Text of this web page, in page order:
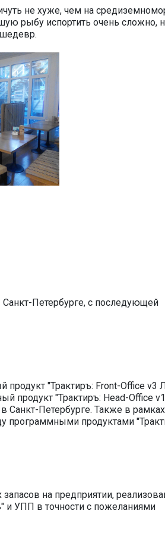
не хуже, чем на
рыбу испортить очень сложно,
Петербурге, с последующей
"Трактиръ: Front-Office v3
продукт "Трактиръ: Head-Office v1
Петербурге. Также в рамках
программными продуктами
на предприятии,
и УПП в точности с пожеланиями